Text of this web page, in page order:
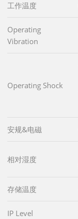
工作温度
Operating
Vibration
Operating Shock
安规&电磁
相对湿度
存储温度
IP Level